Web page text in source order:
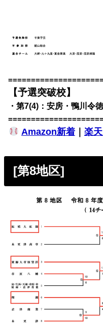
【予選突破校】
・第7(4)：安房・鴨川令
Amazon新着｜ 楽
[第8地区]